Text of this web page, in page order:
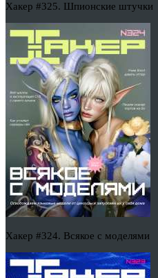
Хакер #325. Шпионские штучки
Хакер #324. Всякое с моделями